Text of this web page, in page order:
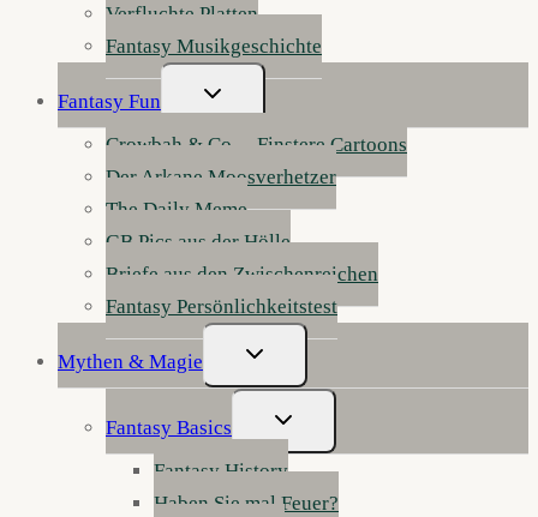
Verfluchte Platten
Fantasy Musikgeschichte
Fantasy Fun
Untermenü
Umschalten
Crowbah & Co. – Finstere Cartoons
Der Arkane Moosverhetzer
The Daily Meme
GB Pics aus der Hölle
Briefe aus den Zwischenreichen
Fantasy Persönlichkeitstest
Mythen & Magie
Untermenü
Umschalten
Fantasy Basics
Untermenü
Umschalten
Fantasy History
Haben Sie mal Feuer?